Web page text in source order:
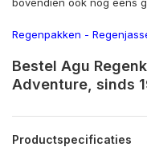
Regenpakken -
Bestel Agu
Adventure, sinds
Productspecificaties